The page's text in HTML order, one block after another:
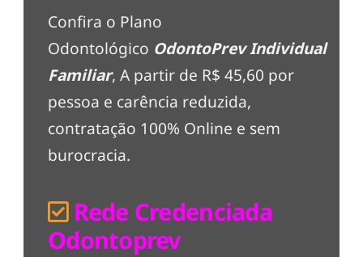
Confira o Plano
Odontológico OdontoPrev Individual
Familiar, A partir de R$ 45,60 por
pessoa e carência reduzida,
contratação 100% Online e sem
burocracia.
Rede Credenciada
Odontoprev